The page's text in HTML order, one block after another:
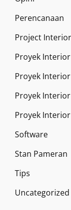
Perencanaan
Project
Proyek
Proyek
Proyek
Proyek
Software
Stan Pameran
Tips
Uncategorized